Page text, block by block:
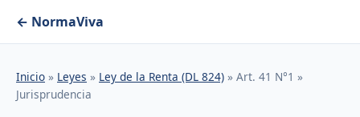
← NormaViva
Inicio » Leyes » Ley de la Renta (DL 824) » Art. 41 N°1 »
Jurisprudencia